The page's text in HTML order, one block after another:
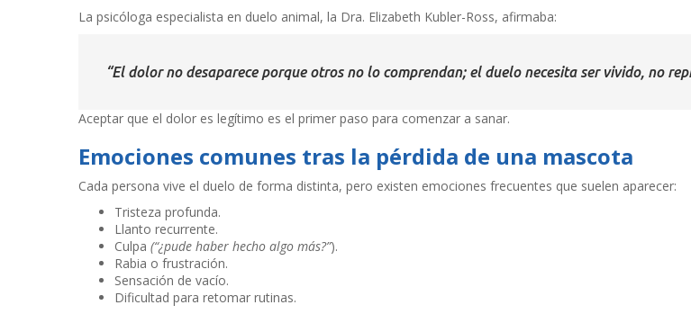
La psicóloga especialista en duelo animal, la Dra. Elizabeth Kubler-Ross, afirmaba:
“El dolor no desaparece porque otros no lo comprendan; el duelo necesita ser vivido, no
Aceptar que el dolor es legítimo es el primer paso para comenzar a sanar.
Emociones comunes tras la pérdida de una mascota
Cada persona vive el duelo de forma distinta, pero existen emociones frecuentes que suelen aparecer:
Tristeza profunda.
Llanto recurrente.
Culpa (“¿pude haber hecho algo más?”).
Rabia o frustración.
Sensación de vacío.
Dificultad para retomar rutinas.